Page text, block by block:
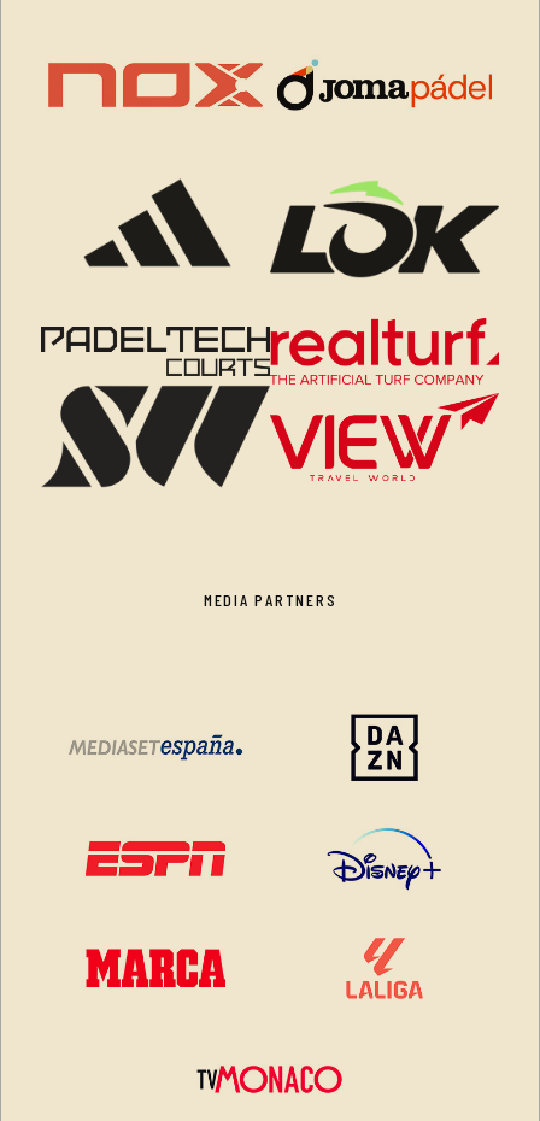
MEDIA PARTNERS